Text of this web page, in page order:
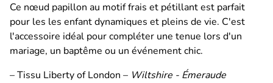
Ce nœud papillon au motif frais et pétillant est parfait
pour les les enfant dynamiques et pleins de vie. C'est
l'accessoire idéal pour compléter une tenue lors d'un
mariage, un baptême ou un événement chic.
– Tissu Liberty of London – Wiltshire - Émeraude